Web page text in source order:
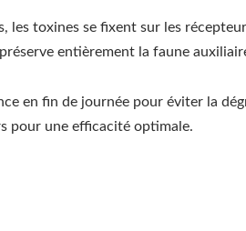
les toxines se fixent sur les
entièrement la faune
en fin de journée pour éviter la
pour une efficacité optimale.